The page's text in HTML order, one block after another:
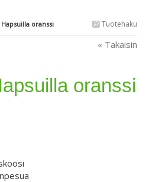
Tuotehaku
oranssi
« Takaisin
oranssi